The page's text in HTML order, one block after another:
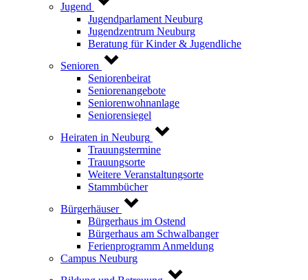
Jugend
Jugendparlament Neuburg
Jugendzentrum Neuburg
Beratung für Kinder & Jugendliche
Senioren
Seniorenbeirat
Seniorenangebote
Seniorenwohnanlage
Seniorensiegel
Heiraten in Neuburg
Trauungstermine
Trauungsorte
Weitere Veranstaltungsorte
Stammbücher
Bürgerhäuser
Bürgerhaus im Ostend
Bürgerhaus am Schwalbanger
Ferienprogramm Anmeldung
Campus Neuburg